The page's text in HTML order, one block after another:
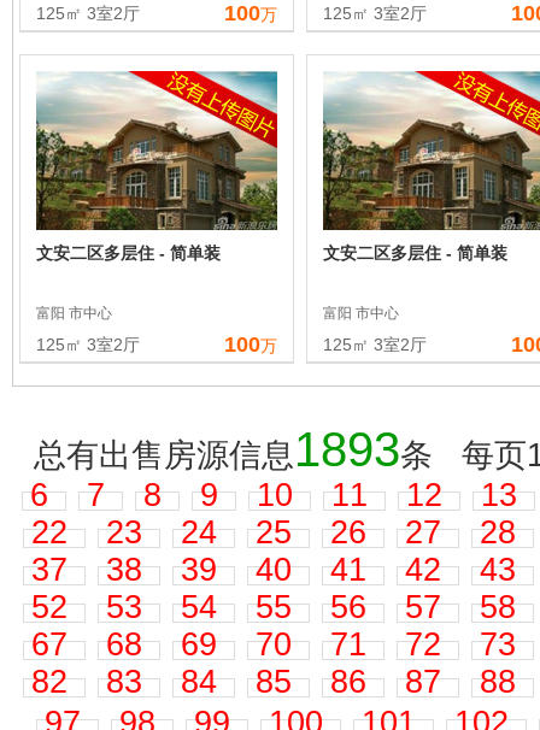
125㎡ 3室2厅 100万 125㎡ 3室2厅
文安二区多层住 - 简单装
富阳 市中心
125㎡ 3室2厅 100万
文安二区多层住 - 简单装
富阳 市中心
125㎡ 3室2厅
总有出售房源信息1893条 每页
6
7 8 9 10 11 12
13
22
23 24 25 26 27
28
37
38 39 40 41 42
43
52
53 54 55 56 57
58
67
68 69 70 71 72
73
82
83 84 85 86 87
88
97
98 99 100 101 102